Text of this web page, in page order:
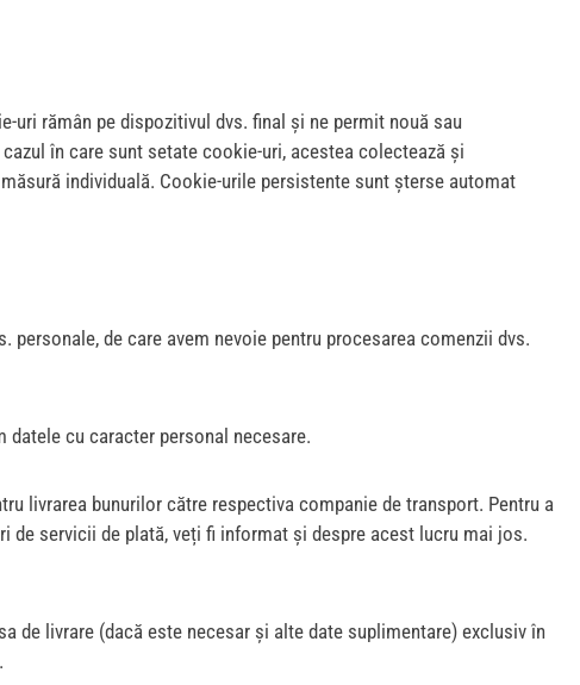
rămân pe dispozitivul dvs. final și ne permit nouă sau
în care sunt setate cookie-uri, acestea colectează și
individuală. Cookie-urile persistente sunt șterse automat
de care avem nevoie pentru procesarea comenzii dvs.
cu caracter personal necesare.
livrarea bunurilor către respectiva companie de transport. Pentru a
de servicii de plată, veți fi informat și despre acest lucru mai jos.
de livrare (dacă este necesar și alte date suplimentare) exclusiv în